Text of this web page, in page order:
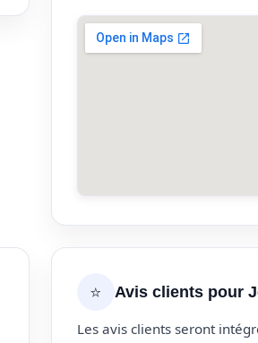
⭐ Avis clients pour
Les avis clients seront